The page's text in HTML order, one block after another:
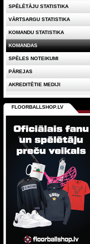
SPĒLĒTĀJU STATISTIKA
VĀRTSARGU STATISTIKA
KOMANDU STATISTIKA
KOMANDAS
SPĒLES NOTEIKUMI
PĀREJAS
AKREDITĒTIE MEDIJI
FLOORBALLSHOP.LV